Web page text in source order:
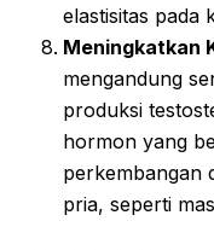
elastisitas pada
Meningkatkan
mengandung
produksi
hormon yang
perkembangan
pria, seperti